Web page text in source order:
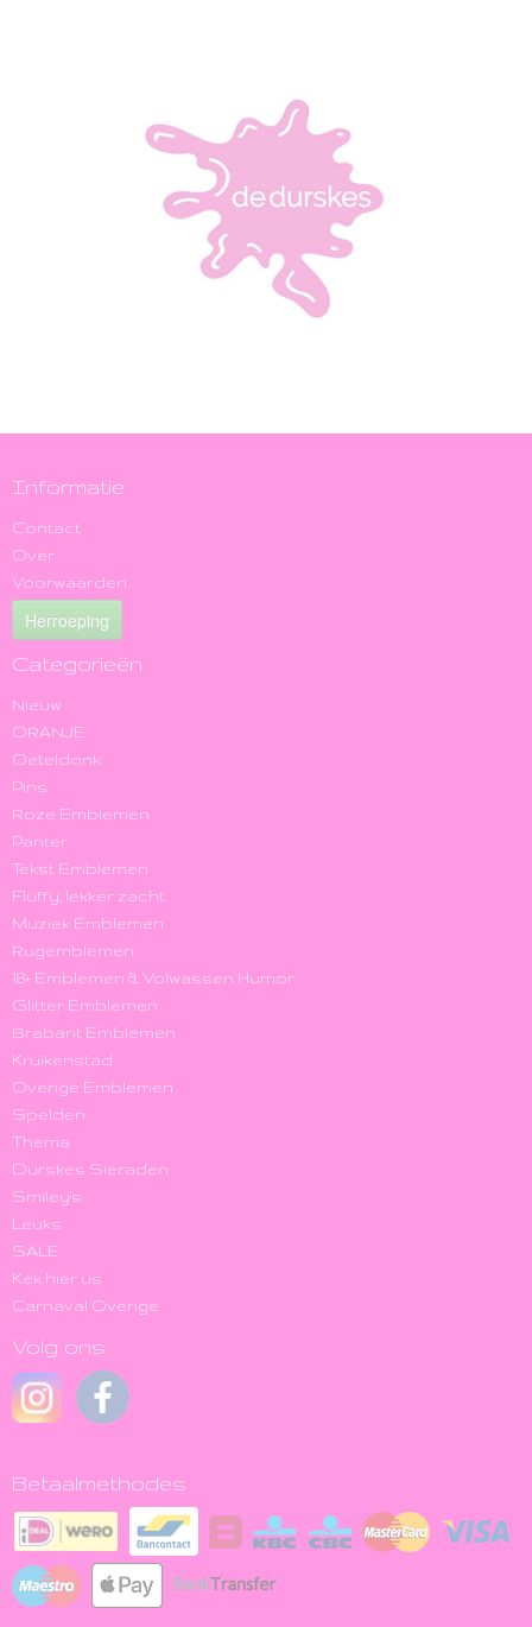
Informatie
Contact
Over
Voorwaarden
Herroeping
Categorieën
Nieuw
ORANJE
Oeteldonk
Pins
Roze Emblemen
Panter
Tekst Emblemen
Fluffy, lekker zacht
Muziek Emblemen
Rugemblemen
18+ Emblemen & Volwassen Humor
Glitter Emblemen
Brabant Emblemen
Kruikenstad
Overige Emblemen
Spelden
Thema
Durskes Sieraden
Smiley's
Leuks
SALE
Kek hier us
Carnaval Overige
Volg ons
Betaalmethodes